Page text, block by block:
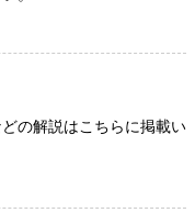
の解説はこちらに掲載い